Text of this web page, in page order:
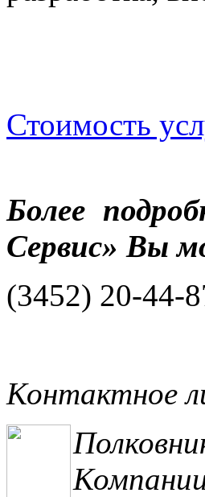
Стоимость
Более
Сервис» Вы
(3452) 20-44-
Контактное